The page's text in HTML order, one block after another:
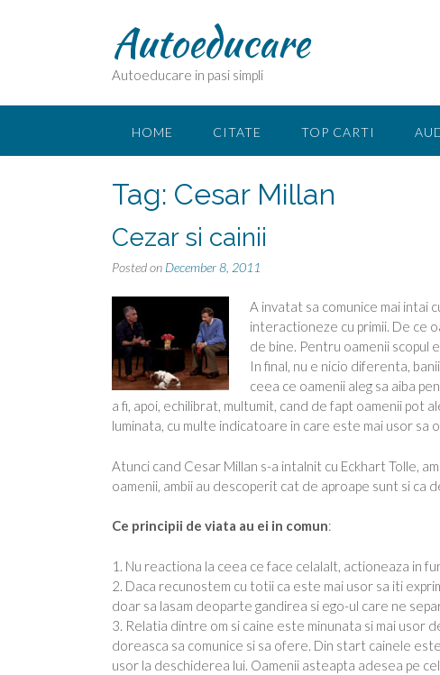
Autoeducare
Autoeducare in pasi simpli
HOME CITATE TOP CARTI
Tag: Cesar Millan
Cezar si cainii
Posted on December 8, 2011
A invatat sa comunice mai intai
interactioneze cu primii. De ce
de bine. Pentru oamenii scopul
In final, nu e nicio diferenta,
ceea ce oamenii aleg sa aiba
a fi, apoi, echilibrat, multumit, cand de fapt oamenii pot
luminata, cu multe indicatoare in care este mai usor sa
Atunci cand Cesar Millan s-a intalnit cu Eckhart Tolle,
oamenii, ambii au descoperit cat de aproape sunt si ca
Ce principii de viata au ei in comun:
1. Nu reactiona la ceea ce face celalalt, actioneaza in
2. Daca recunostem cu totii ca este mai usor sa iti
doar sa lasam deoparte gandirea si ego-ul care ne
3. Relatia dintre om si caine este minunata si mai usor
doreasca sa comunice si sa ofere. Din start cainele
usor la deschiderea lui. Oamenii asteapta adesea pe